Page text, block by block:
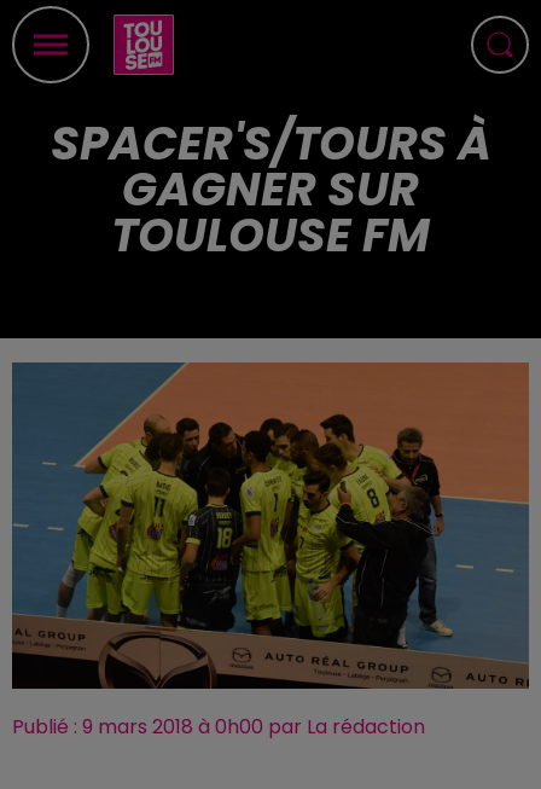
SPACER'S/TOURS À
GAGNER SUR
TOULOUSE FM
Publié : 9 mars 2018 à 0h00 par La rédaction